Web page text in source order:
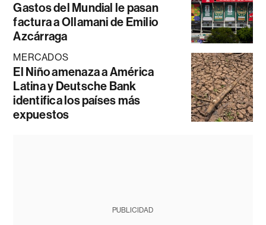
Gastos del Mundial le pasan
factura a Ollamani de Emilio
Azcárraga
MERCADOS
El Niño amenaza a América
Latina y Deutsche Bank
identifica los países más
expuestos
PUBLICIDAD